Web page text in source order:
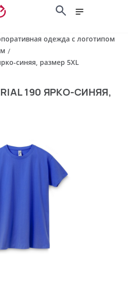
одежда с логотипом
/
синяя, размер 5XL
190 ЯРКО-СИНЯЯ,